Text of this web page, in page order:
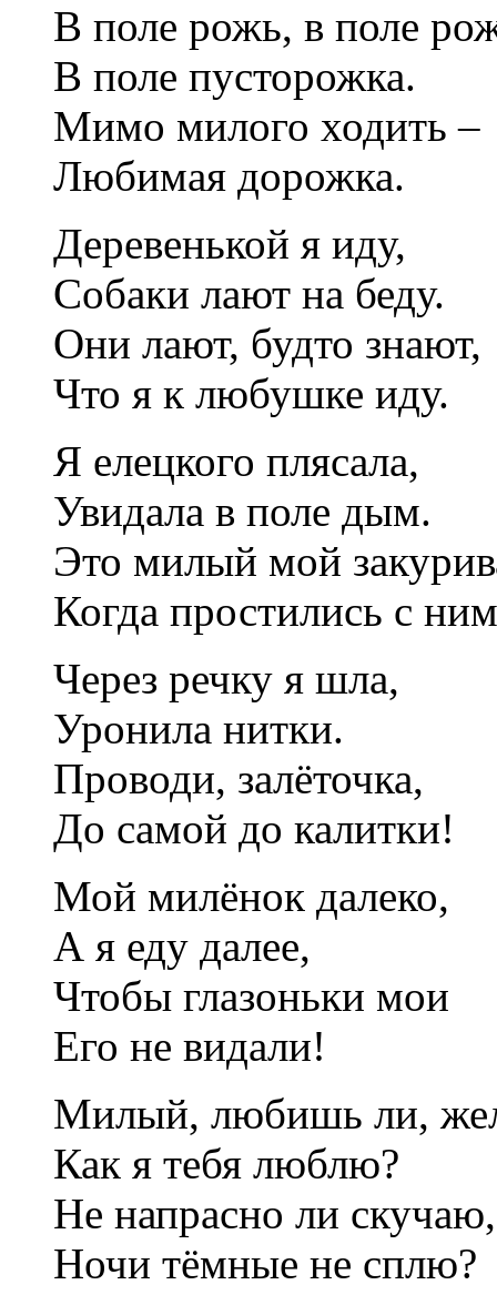
В поле рожь, в поле
В поле пусторожка.
Мимо милого ходить –
Любимая дорожка.
Деревенькой я иду,
Собаки лают на беду.
Они лают, будто знают,
Что я к любушке иду.
Я елецкого плясала,
Увидала в поле дым.
Это милый мой
Когда простились с
Через речку я шла,
Уронила нитки.
Проводи, залёточка,
До самой до калитки!
Мой милёнок далеко,
А я еду далее,
Чтобы глазоньки мои
Его не видали!
Милый, любишь ли,
Как я тебя люблю?
Не напрасно ли скучаю,
Ночи тёмные не сплю?